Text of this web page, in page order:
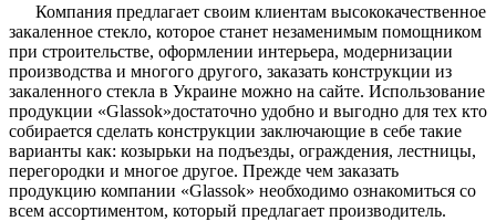
Компания предлагает своим клиентам высококачественное
закаленное стекло, которое станет незаменимым помощником
при строительстве, оформлении интерьера, модернизации
производства и многого другого, заказать конструкции из
закаленного стекла в Украине можно на сайте. Использование
продукции «Glassok»достаточно удобно и выгодно для тех кто
собирается сделать конструкции заключающие в себе такие
варианты как: козырьки на подъезды, ограждения, лестницы,
перегородки и многое другое. Прежде чем заказать
продукцию компании «Glassok» необходимо ознакомиться со
всем ассортиментом, который предлагает производитель.